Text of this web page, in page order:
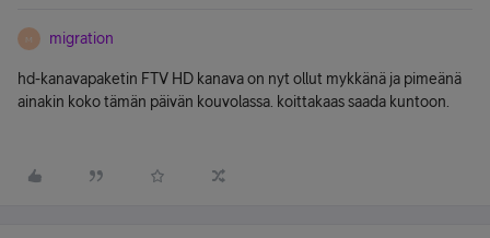
M migration
hd-kanavapaketin FTV HD kanava on nyt ollut mykkänä ja pimeänä
ainakin koko tämän päivän kouvolassa. koittakaas saada kuntoon.